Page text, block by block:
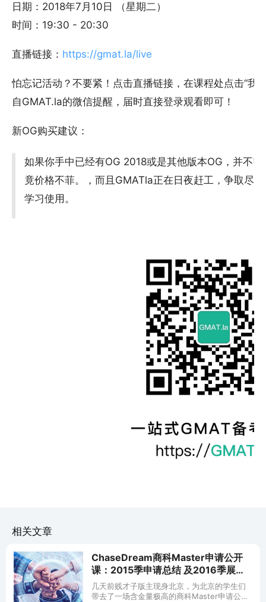
日期：2018年7月10日 （星期二）
时间：19:30 - 20:30
直播链接： https://gmat.la/live
怕忘记活动？不要紧！点击直播链接，在课程处点击“我
自GMAT.la的微信提醒，届时直接登录观看即可！
新OG购买建议：
如果你手中已经有OG 2018或是其他版本OG，并不
竟价格不菲。，而且GMATla正在日夜赶工，争取尽
学习使用。
相关文章
ChaseDream商科Master申请公开
课：2015季申请总结 及2016季展望 -
上海(5/15)
几天前贱才子版主现身北京，为北京的学生们
带去了一场含金量极高的商科Master申请公开